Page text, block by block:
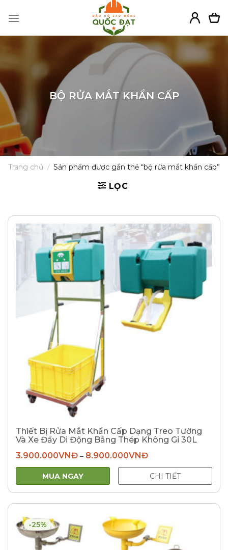
BỘ RỬA MẮT KHẨN CẤP
Trang chủ / Sản phẩm được gắn thẻ “bộ rửa mắt khẩn cấp”
LỌC
Thiết Bị Rửa Mắt Khẩn Cấp Dạng Treo Tường
Và Xe Đẩy Di Động Bằng Thép Không Gỉ 30L
3.900.000VNĐ– 8.900.000VNĐ
MUA NGAY CHI TIẾT
-25%